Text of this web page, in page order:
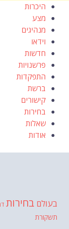
היכרות
מצע
מנהיגים
וידאו
חדשות
פרשנויות
התפקדות
ברשת
קישורים
בחירות
שאלות
אודות
בעולם בחירות
תשקורת